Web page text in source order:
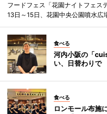
フードフェス「花園ナイトフェス
13日～15日、花園中央公園噴水広
食べる
河内小阪の「
い、日替わりで
食べる
ロンモール布施